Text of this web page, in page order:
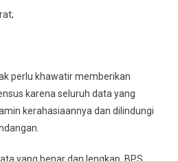
perlu khawatir memberikan
karena seluruh data yang
kerahasiaannya dan dilindungi
yang benar dan lengkap. BPS